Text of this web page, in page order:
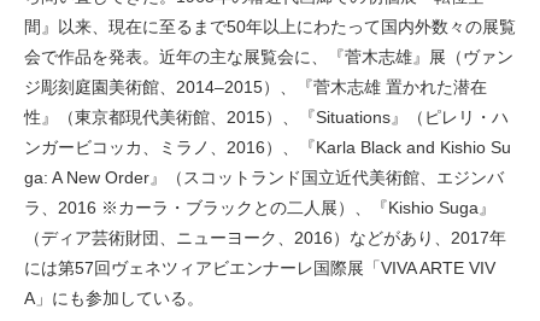
間』以来、現在に至るまで50年以上にわたって国内外数々の展覧
会で作品を発表。近年の主な展覧会に、『菅木志雄』展（ヴァン
ジ彫刻庭園美術館、2014–2015）、『菅木志雄 置かれた潜在
性』（東京都現代美術館、2015）、『Situations』（ピレリ・ハ
ンガービコッカ、ミラノ、2016）、『Karla Black and Kishio Su
ga: A New Order』（スコットランド国立近代美術館、エジンバ
ラ、2016 ※カーラ・ブラックとの二人展）、『Kishio Suga』
（ディア芸術財団、ニューヨーク、2016）などがあり、2017年
には第57回ヴェネツィアビエンナーレ国際展「VIVA ARTE VIV
A」にも参加している。